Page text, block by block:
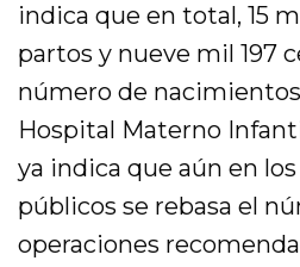
indica que en total, 15
partos y nueve mil 197
número de
Hospital Materno
ya indica que aún en
públicos se rebasa el
operaciones